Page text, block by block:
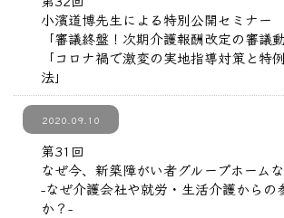
小濱道博先生による特別公開セミナー
「審議終盤！次期介護報酬改定の審議
「コロナ禍で激変の実地指導対策と特
法」
2020.09.10
第31回
なぜ今、新築障がい者グループホーム
-なぜ介護会社や就労・生活介護からの
か？-